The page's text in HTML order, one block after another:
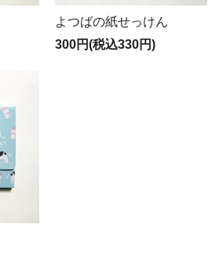
よつばの紙せっけん
300円(税込330円)